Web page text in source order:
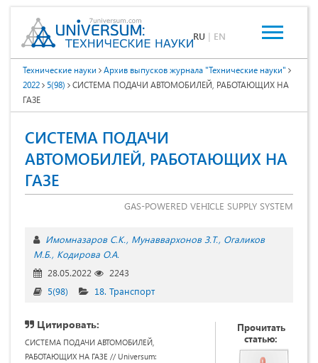
RU | EN
Технические науки
Архив выпусков журнала "Технические науки"
2022
5(98)
СИСТЕМА ПОДАЧИ АВТОМОБИЛЕЙ, РАБОТАЮЩИХ НА
ГАЗЕ
СИСТЕМА ПОДАЧИ
АВТОМОБИЛЕЙ, РАБОТАЮЩИХ НА
ГАЗЕ
GAS-POWERED VEHICLE SUPPLY SYSTEM
Имомназаров С.К. Мунаввархонов З.Т. Огаликов
М.Б. Кодирова О.А.
28.05.2022
2243
5(98)
18. Транспорт
Цитировать:
СИСТЕМА ПОДАЧИ АВТОМОБИЛЕЙ,
РАБОТАЮЩИХ НА ГАЗЕ // Universum:
Прочитать
статью: